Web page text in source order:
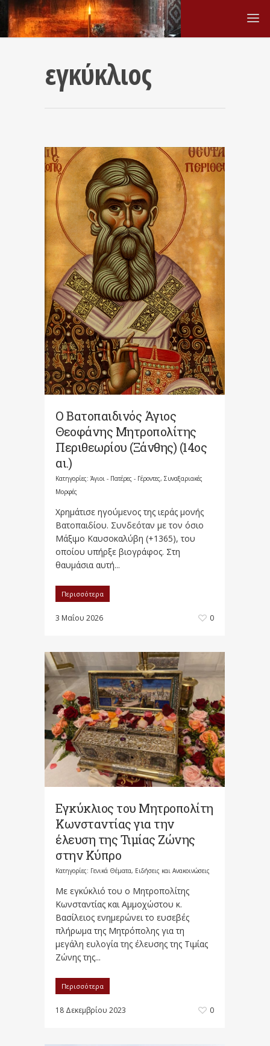
εγκύκλιος
Ο Βατοπαιδινός Άγιος
Θεοφάνης Μητροπολίτης
Περιθεωρίου (Ξάνθης) (14ος
αι.)
Κατηγορίες: Άγιοι - Πατέρες - Γέροντες, Συναξαριακές
Μορφές
Χρημάτισε ηγούμενος της ιεράς μονής
Βατοπαιδίου. Συνδεόταν με τον όσιο
Μάξιμο Καυσοκαλύβη (+1365), του
οποίου υπήρξε βιογράφος. Στη
θαυμάσια αυτή...
Περισσότερα
3 Μαΐου 2026 0
Εγκύκλιος του Μητροπολίτη
Κωνσταντίας για την
έλευση της Τιμίας Ζώνης
στην Κύπρο
Κατηγορίες: Γενικά Θέματα, Ειδήσεις και Ανακοινώσεις
Με εγκύκλιό του ο Μητροπολίτης
Κωνσταντίας και Αμμοχώστου κ.
Βασίλειος ενημερώνει το ευσεβές
πλήρωμα της Μητρόπολης για τη
μεγάλη ευλογία της έλευσης της Τιμίας
Ζώνης της...
Περισσότερα
18 Δεκεμβρίου 2023 0